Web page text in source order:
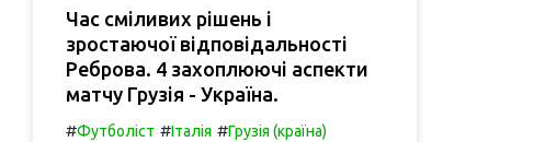
Час сміливих рішень і
зростаючої відповідальності
Реброва. 4 захоплюючі аспекти
матчу Грузія - Україна.
#Футболіст #Італія #Грузія (країна)